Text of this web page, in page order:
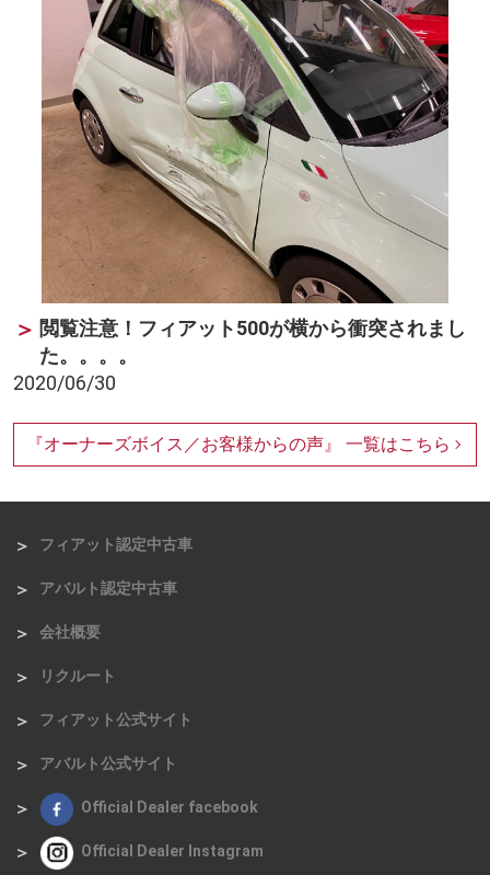
閲覧注意！フィアット500が横から衝突されまし
た。。。。
2020/06/30
『オーナーズボイス／お客様からの声』 一覧はこちら
フィアット認定中古車
アバルト認定中古車
会社概要
リクルート
フィアット公式サイト
アバルト公式サイト
Official Dealer facebook
Official Dealer Instagram